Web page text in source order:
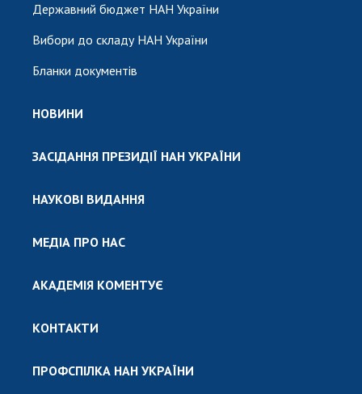
Державний бюджет НАН України
Вибори до складу НАН України
Бланки документів
НОВИНИ
ЗАСІДАННЯ ПРЕЗИДІЇ НАН УКРАЇНИ
НАУКОВІ ВИДАННЯ
МЕДІА ПРО НАС
АКАДЕМІЯ КОМЕНТУЄ
КОНТАКТИ
ПРОФСПІЛКА НАН УКРАЇНИ